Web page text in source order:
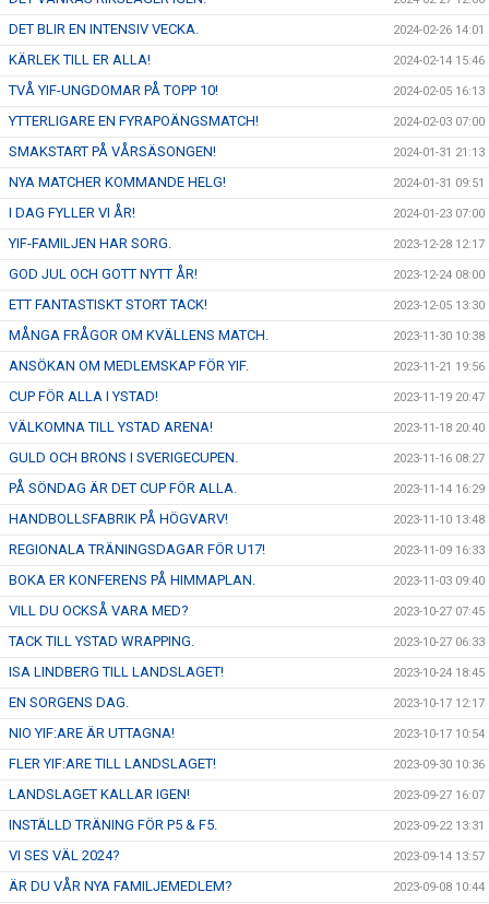
DET BLIR EN INTENSIV VECKA. 2024-02-26 14:01
KÄRLEK TILL ER ALLA! 2024-02-14 15:46
TVÅ YIF-UNGDOMAR PÅ TOPP 10! 2024-02-05 16:13
YTTERLIGARE EN FYRAPOÄNGSMATCH! 2024-02-03 07:00
SMAKSTART PÅ VÅRSÄSONGEN! 2024-01-31 21:13
NYA MATCHER KOMMANDE HELG! 2024-01-31 09:51
I DAG FYLLER VI ÅR! 2024-01-23 07:00
YIF-FAMILJEN HAR SORG. 2023-12-28 12:17
GOD JUL OCH GOTT NYTT ÅR! 2023-12-24 08:00
ETT FANTASTISKT STORT TACK! 2023-12-05 13:30
MÅNGA FRÅGOR OM KVÄLLENS MATCH. 2023-11-30 10:38
ANSÖKAN OM MEDLEMSKAP FÖR YIF. 2023-11-21 19:56
CUP FÖR ALLA I YSTAD! 2023-11-19 20:47
VÄLKOMNA TILL YSTAD ARENA! 2023-11-18 20:40
GULD OCH BRONS I SVERIGECUPEN. 2023-11-16 08:27
PÅ SÖNDAG ÄR DET CUP FÖR ALLA. 2023-11-14 16:29
HANDBOLLSFABRIK PÅ HÖGVARV! 2023-11-10 13:48
REGIONALA TRÄNINGSDAGAR FÖR U17! 2023-11-09 16:33
BOKA ER KONFERENS PÅ HIMMAPLAN. 2023-11-03 09:40
VILL DU OCKSÅ VARA MED? 2023-10-27 07:45
TACK TILL YSTAD WRAPPING. 2023-10-27 06:33
ISA LINDBERG TILL LANDSLAGET! 2023-10-24 18:45
EN SORGENS DAG. 2023-10-17 12:17
NIO YIF:ARE ÄR UTTAGNA! 2023-10-17 10:54
FLER YIF:ARE TILL LANDSLAGET! 2023-09-30 10:36
LANDSLAGET KALLAR IGEN! 2023-09-27 16:07
INSTÄLLD TRÄNING FÖR P5 & F5. 2023-09-22 13:31
VI SES VÄL 2024? 2023-09-14 13:57
ÄR DU VÅR NYA FAMILJEMEDLEM? 2023-09-08 10:44